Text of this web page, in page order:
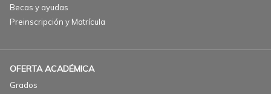
Becas y ayudas
Preinscripción y Matrícula
OFERTA ACADÉMICA
Grados